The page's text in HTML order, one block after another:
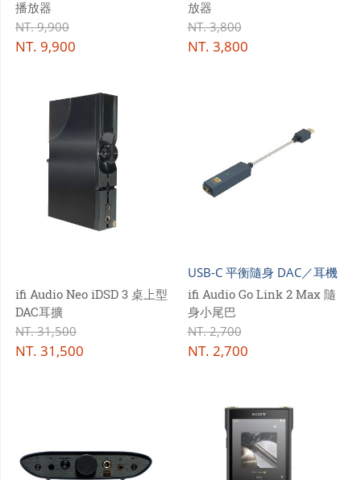
播放器
NT.9,900
NT. 9,900
放器
NT.3,800
NT. 3,800
ifi Audio Neo iDSD 3 桌上型
DAC耳擴
NT.31,500
NT. 31,500
USB-C 平衡隨身 DAC／耳機
擴大器
ifi Audio Go Link 2 Max 隨
身小尾巴
NT.2,700
NT. 2,700